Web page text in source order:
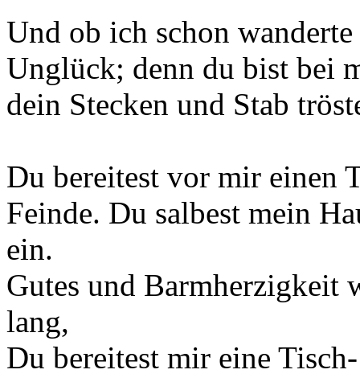
Und ob ich schon
Unglück; denn du bist bei
dein Stecken und Stab
Du bereitest vor mir einen
Feinde. Du salbest mein
ein.
Gutes und Barmherzigkeit
lang,
Du bereitest mir eine